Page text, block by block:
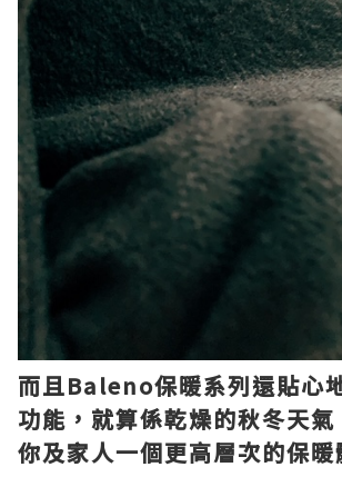
而且Baleno保暖系列還貼心
功能，就算係乾燥的秋冬天
你及家人一個更高層次的保暖